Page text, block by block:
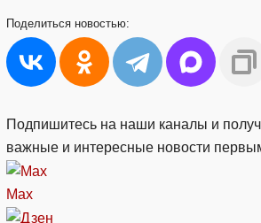
Поделиться новостью:
Подпишитесь на наши каналы и
важные и интересные новости
Max